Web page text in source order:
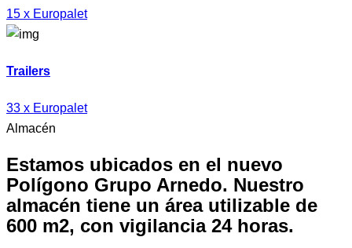
15 x Europalet
Trailers
33 x Europalet
Almacén
Estamos ubicados en el nuevo
Polígono Grupo Arnedo. Nuestro
almacén tiene un área utilizable de
600 m2, con vigilancia 24 horas.